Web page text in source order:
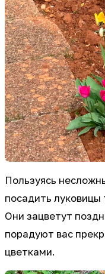
Пользуясь
посадить луковицы
Они зацветут
порадуют вас
цветками.